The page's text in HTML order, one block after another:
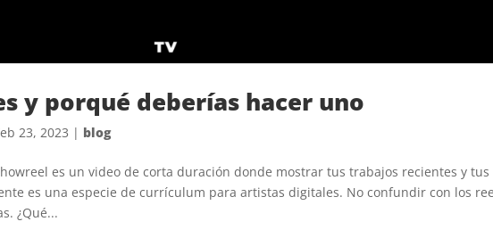
y porqué deberías hacer uno
23, 2023 | blog
es un video de corta duración donde mostrar tus trabajos recientes y tus
es una especie de currículum para artistas digitales. No confundir con los
¿Qué...